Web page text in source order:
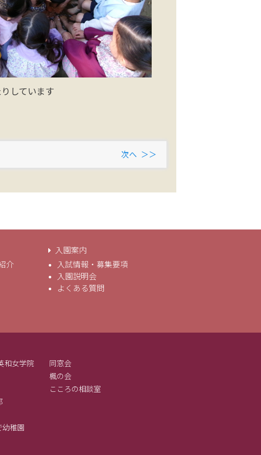
しています
次へ
介
入園案内
入試情報・募集要項
入園説明会
よくある質問
和女学院
同窓会
楓の会
こころの相談室
幼稚園